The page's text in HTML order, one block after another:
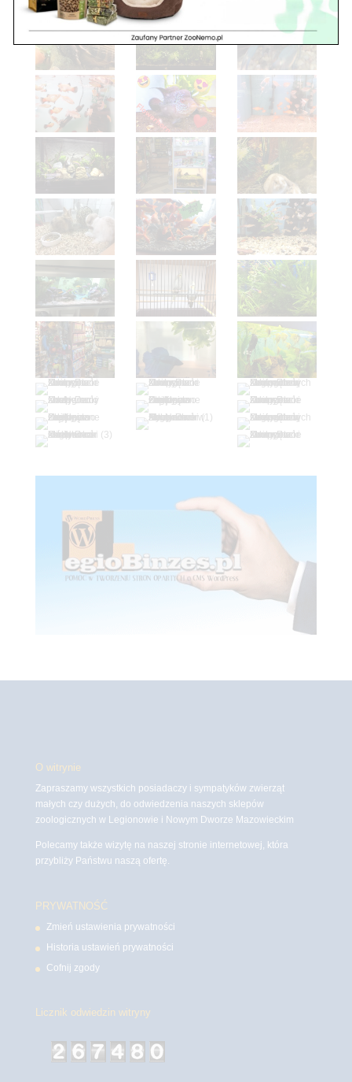
O witrynie
Zapraszamy wszystkich posiadaczy i sympatyków zwierząt
małych czy dużych, do odwiedzenia naszych sklepów
zoologicznych w Legionowie i Nowym Dworze Mazowieckim
Polecamy także wizytę na naszej stronie internetowej, która
przybliży Państwu naszą ofertę.
PRYWATNOŚĆ
Zmień ustawienia prywatności
Historia ustawień prywatności
Cofnij zgody
Licznik odwiedzin witryny